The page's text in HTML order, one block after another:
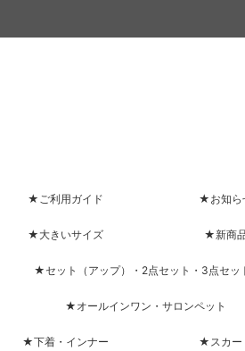
★ご利用ガイド ★お知ら
★大きいサイズ ★新商
★セット（アップ）・2点セット・3点セッ
★オールインワン・サロンペット
★下着・インナー ★スカー